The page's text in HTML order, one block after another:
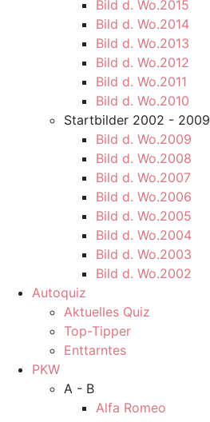
Bild d. Wo.2015
Bild d. Wo.2014
Bild d. Wo.2013
Bild d. Wo.2012
Bild d. Wo.2011
Bild d. Wo.2010
Startbilder 2002 - 2009
Bild d. Wo.2009
Bild d. Wo.2008
Bild d. Wo.2007
Bild d. Wo.2006
Bild d. Wo.2005
Bild d. Wo.2004
Bild d. Wo.2003
Bild d. Wo.2002
Autoquiz
Aktuelles Quiz
Top-Tipper
Enttarntes
PKW
A - B
Alfa Romeo